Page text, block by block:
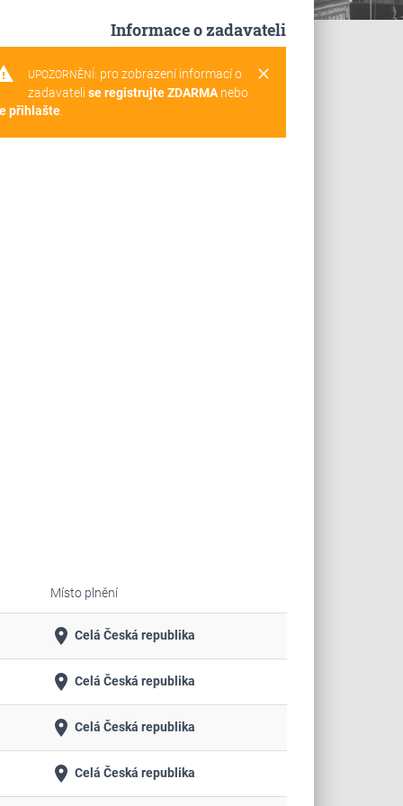
Informace o zadavateli
clear
UPOZORNĚNÍ: pro zobrazení informací o
zadavateli se registrujte ZDARMAnebo
přihlašte.
Místo plnění
place Celá Česká republika
place Celá Česká republika
place Celá Česká republika
place Celá Česká republika